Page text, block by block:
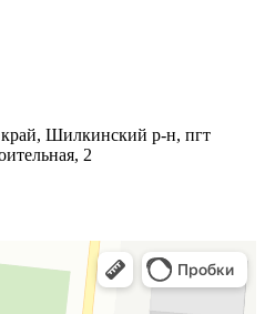
край, Шилкинский р-н, пгт
2